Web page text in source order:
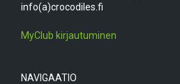
info(a)crocodiles.fi
MyClub kirjautuminen
NAVIGAATIO